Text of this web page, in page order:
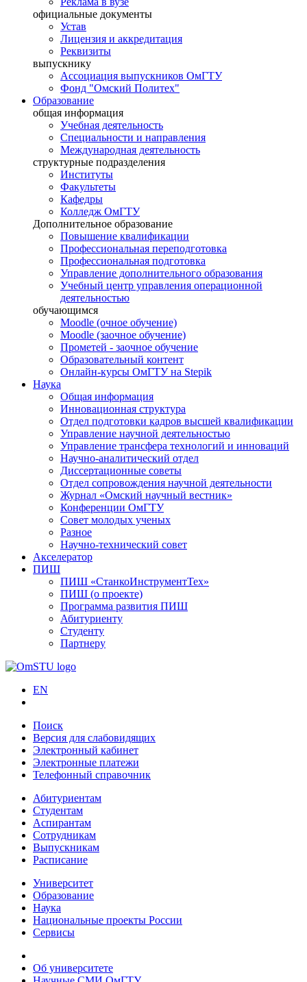
официальные документы
Устав
Лицензия и аккредитация
Реквизиты
выпускнику
Ассоциация выпускников ОмГТУ
Фонд "Омский Политех"
Образование
общая информация
Учебная деятельность
Специальности и направления
Международная деятельность
структурные подразделения
Институты
Факультеты
Кафедры
Колледж ОмГТУ
Дополнительное образование
Повышение квалификации
Профессиональная переподготовка
Профессиональная подготовка
Управление дополнительного образования
Учебный центр управления операционной
деятельностью
обучающимся
Moodle (очное обучение)
Moodle (заочное обучение)
Прометей - заочное обучение
Образовательный контент
Онлайн-курсы ОмГТУ на Stepik
Наука
Общая информация
Инновационная структура
Отдел подготовки кадров высшей квалификации
Управление научной деятельностью
Управление трансфера технологий и инноваций
Научно-аналитический отдел
Диссертационные советы
Отдел сопровождения научной деятельности
Журнал «Омский научный вестник»
Конференции ОмГТУ
Совет молодых ученых
Разное
Научно-технический совет
Акселератор
ПИШ
ПИШ «СтанкоИнструментТех»
ПИШ (о проекте)
Программа развития ПИШ
Абитуриенту
Студенту
Партнеру
EN
Поиск
Версия для слабовидящих
Электронный кабинет
Электронные платежи
Телефонный справочник
Абитуриентам
Студентам
Аспирантам
Сотрудникам
Выпускникам
Расписание
Университет
Образование
Наука
Национальные проекты России
Сервисы
Об университете